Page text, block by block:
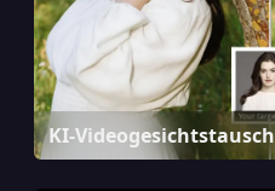
KI-Videogesichtstausch